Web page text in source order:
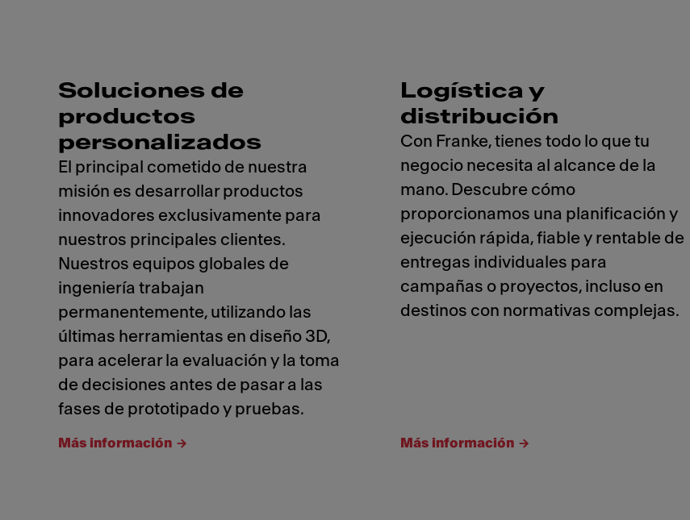
Soluciones de
productos
personalizados
El principal cometido de nuestra
misión es desarrollar productos
innovadores exclusivamente para
nuestros principales clientes.
Nuestros equipos globales de
ingeniería trabajan
permanentemente, utilizando las
últimas herramientas en diseño 3D,
para acelerar la evaluación y la toma
de decisiones antes de pasar a las
fases de prototipado y pruebas.
Más información
Logística y
distribución
Con Franke, tienes todo lo que tu
negocio necesita al alcance de la
mano. Descubre cómo
proporcionamos una planificación y
ejecución rápida, fiable y rentable de
entregas individuales para
campañas o proyectos, incluso en
destinos con normativas complejas.
Más información